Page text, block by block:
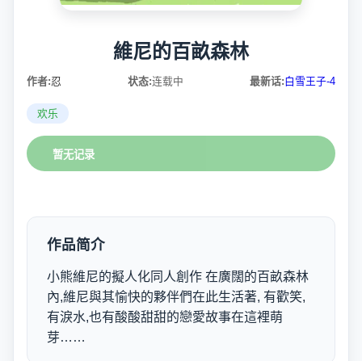
維尼的百畝森林
作者:忍 状态:连载中 最新话:白雪王子-4
欢乐
暂无记录
作品简介
小熊維尼的擬人化同人創作 在廣闊的百畝森林
內,維尼與其愉快的夥伴們在此生活著, 有歡笑,
有淚水,也有酸酸甜甜的戀愛故事在這裡萌
芽……